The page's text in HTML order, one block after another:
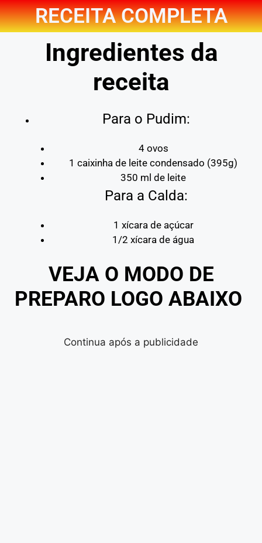
RECEITA COMPLETA
Ingredientes da
receita
Para o Pudim:
4 ovos
1 caixinha de leite condensado (395g)
350 ml de leite
Para a Calda:
1 xícara de açúcar
1/2 xícara de água
VEJA O MODO DE
PREPARO LOGO ABAIXO
Continua após a publicidade